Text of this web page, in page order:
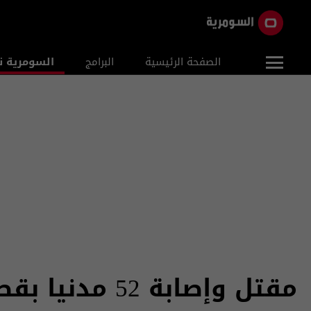
الصفحة الرئيسية البرامج السومرية
مقتل وإصابة 52 مدنيا بقصف طال عدة مناطق في الفلوجة